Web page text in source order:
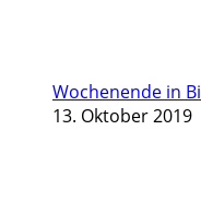
Wochenende in
13. Oktober 2019